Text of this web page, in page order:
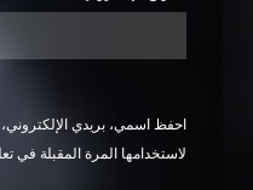
احفظ اسمي، بريدي
لاستخدامها المرة المقبلة في